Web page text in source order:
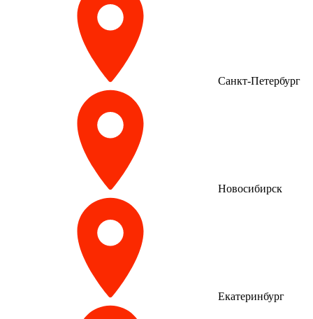
Санкт-Петербург
Новосибирск
Екатеринбург